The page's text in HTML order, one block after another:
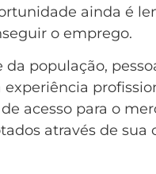
ainda é
o emprego.
população,
acesso para o
através de